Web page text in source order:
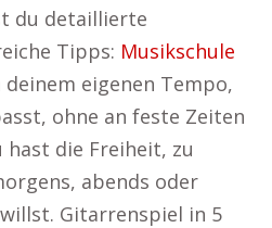
du detaillierte
Tipps: Musikschule
deinem eigenen Tempo,
ohne an feste Zeiten
hast die Freiheit, zu
abends oder
Gitarrenspiel in 5